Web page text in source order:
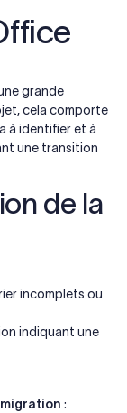
grande
cela comporte
à identifier et à
une transition
de la
incomplets ou
indiquant une
: